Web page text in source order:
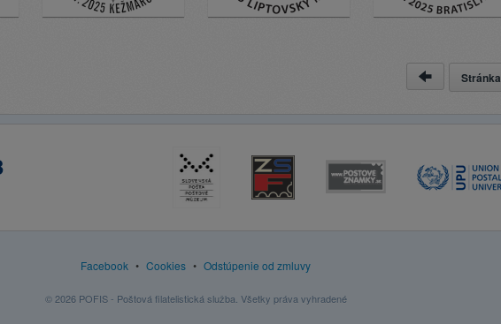
Stránka
Facebook • Cookies • Odstúpenie od zmluvy
© 2026 POFIS - Poštová filatelistická služba. Všetky práva vyhradené